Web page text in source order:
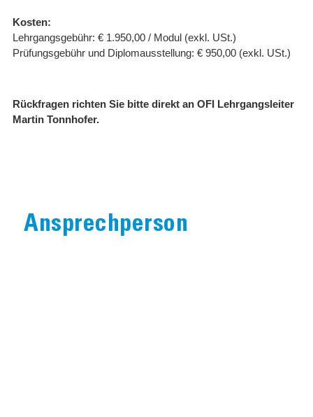
Kosten:
Lehrgangsgebühr: € 1.950,00 / Modul (exkl. USt.)
Prüfungsgebühr und Diplomausstellung: € 950,00 (exkl. USt.)
Rückfragen richten Sie bitte direkt an OFI Lehrgangsleiter
Martin Tonnhofer.
Ansprechperson